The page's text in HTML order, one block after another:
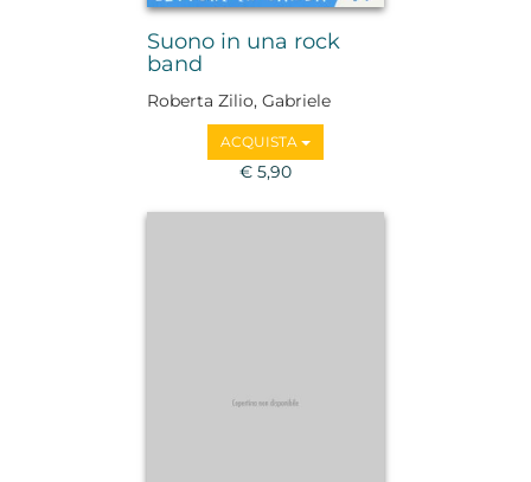
Suono in una rock
band
Roberta Zilio, Gabriele
ACQUISTA
€ 5,90